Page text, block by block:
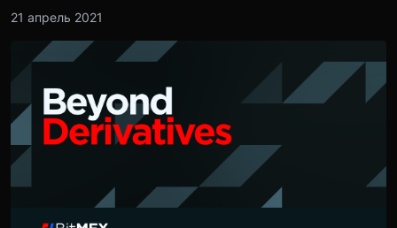
21 апрель 2021